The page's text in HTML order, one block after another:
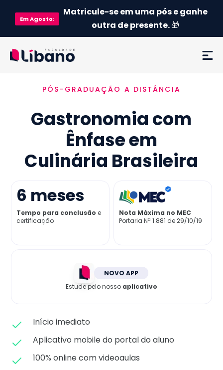
EmAgosto:
Matricule-se em uma pós e ganhe
outra de presente.🎁
Ementa
Como funciona
Credenciamento MEC
Já sou aluno
PÓS-GRADUAÇÃO A DISTÂNCIA
Gastronomia com
Ênfase em
Culinária Brasileira
6 meses
Tempo para conclusão e
certificação
Nota Máxima no MEC
Portaria Nª 1.881 de 29/10/19
NOVO APP
Estude pelo nosso aplicativo
Início imediato
Aplicativo mobile do portal do aluno
100% online com videoaulas